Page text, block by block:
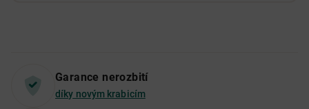
Garance nerozbití
díky novým krabicím